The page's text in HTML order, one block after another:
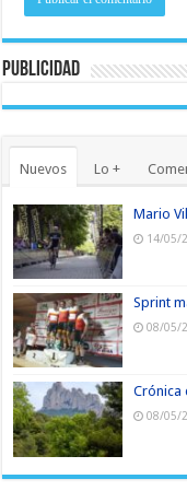
Publicidad
Nuevos Lo +
Mario
14/05/
Sprint
08/05/
Crónica
08/05/